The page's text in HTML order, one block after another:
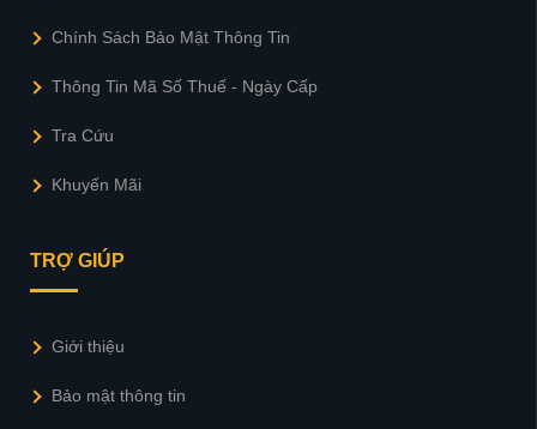
Chính Sách Bảo Mật Thông Tin
Thông Tin Mã Số Thuế - Ngày Cấp
Tra Cứu
Khuyến Mãi
TRỢ GIÚP
Giới thiệu
Bảo mật thông tin